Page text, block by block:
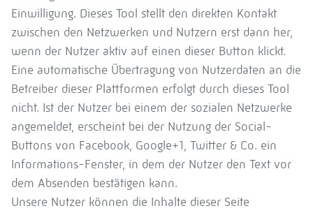
Einwilligung. Dieses Tool stellt den direkten Kontakt
zwischen den Netzwerken und Nutzern erst dann her,
wenn der Nutzer aktiv auf einen dieser Button klickt.
Eine automatische Übertragung von Nutzerdaten an die
Betreiber dieser Plattformen erfolgt durch dieses Tool
nicht. Ist der Nutzer bei einem der sozialen Netzwerke
angemeldet, erscheint bei der Nutzung der Social-
Buttons von Facebook, Google+1, Twitter & Co. ein
Informations-Fenster, in dem der Nutzer den Text vor
dem Absenden bestätigen kann.
Unsere Nutzer können die Inhalte dieser Seite